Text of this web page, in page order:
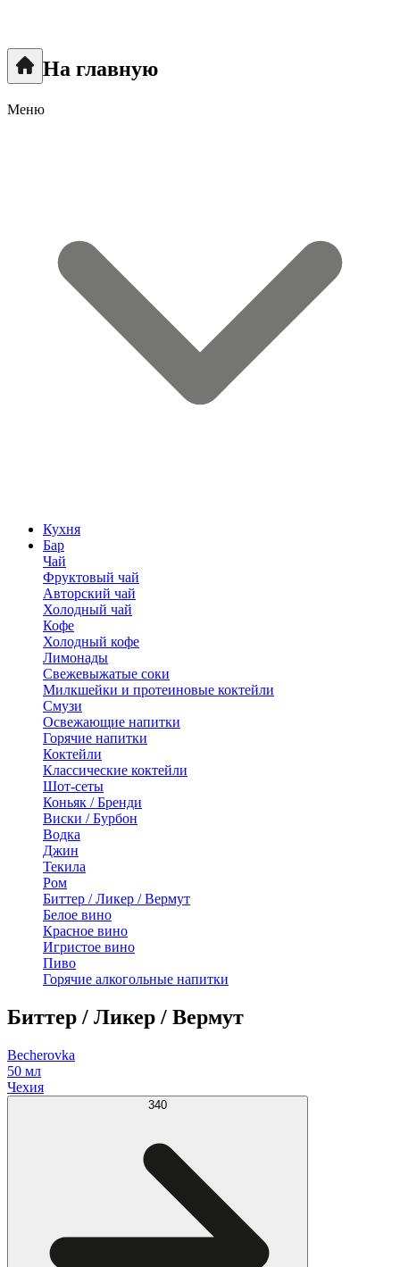
На главную
Меню
Кухня
Бар
Чай
Фруктовый чай
Авторский чай
Холодный чай
Кофе
Холодный кофе
Лимонады
Свежевыжатые соки
Милкшейки и протеиновые коктейли
Смузи
Освежающие напитки
Горячие напитки
Коктейли
Классические коктейли
Шот-сеты
Коньяк / Бренди
Виски / Бурбон
Водка
Джин
Текила
Ром
Биттер / Ликер / Вермут
Белое вино
Красное вино
Игристое вино
Пиво
Горячие алкогольные напитки
Биттер / Ликер / Вермут
Becherovka
50 мл
Чехия
340